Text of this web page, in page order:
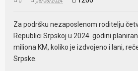
Za podršku nezaposlenom roditelju
Republici Srpskoj u 2024. godini
miliona KM, koliko je izdvojeno i lani,
Srpske.